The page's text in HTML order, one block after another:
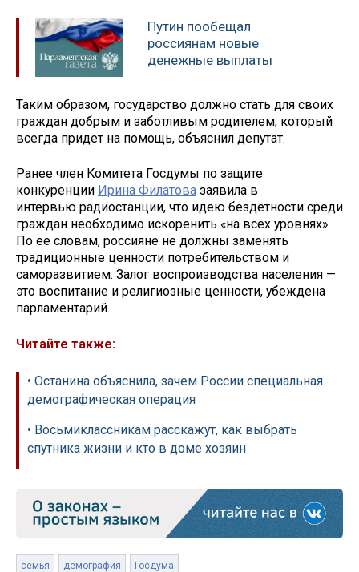
Путин пообещал
россиянам новые
денежные выплаты
Таким образом, государство должно стать для своих
граждан добрым и заботливым родителем, который
всегда придет на помощь, объяснил депутат.
Ранее член Комитета Госдумы по защите
конкуренции Ирина Филатова заявила в
интервью радиостанции, что идею бездетности среди
граждан необходимо искоренить «на всех уровнях».
По ее словам, россияне не должны заменять
традиционные ценности потребительством и
саморазвитием. Залог воспроизводства населения —
это воспитание и религиозные ценности, убеждена
парламентарий.
Читайте также:
• Останина объяснила, зачем России специальная
демографическая операция
• Восьмиклассникам расскажут, как выбрать
спутника жизни и кто в доме хозяин
семья демография Госдума